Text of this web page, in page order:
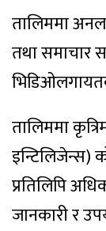
तालिममा
तथा समाचार
तालिममा
इन्टिलिजेन्स)
प्रतिलिपि
जानकारी र